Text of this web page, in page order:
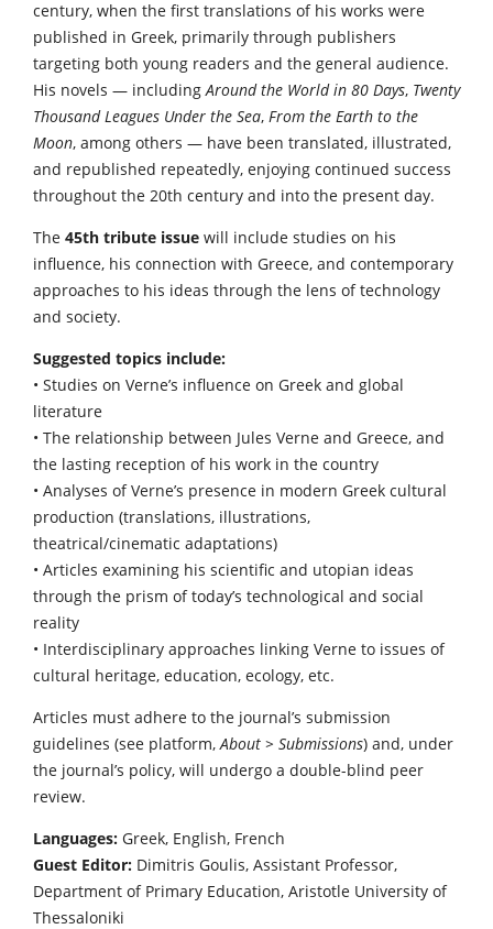
century, when the first translations of his works were
published in Greek, primarily through publishers
targeting both young readers and the general audience.
His novels — includingAround the World in 80 Days, Twenty
Thousand Leagues Under the Sea, From the Earth to the
Moon, among others — have been translated, illustrated,
and republished repeatedly, enjoying continued success
throughout the 20th century and into the present day.
The 45th tribute issue will include studies on his
influence, his connection with Greece, and contemporary
approaches to his ideas through the lens of technology
and society.
Suggested topics include:
• Studies on Verne’s influence on Greek and global
literature
• The relationship between Jules Verne and Greece, and
the lasting reception of his work in the country
• Analyses of Verne’s presence in modern Greek cultural
production (translations, illustrations,
theatrical/cinematic adaptations)
• Articles examining his scientific and utopian ideas
through the prism of today’s technological and social
reality
• Interdisciplinary approaches linking Verne to issues of
cultural heritage, education, ecology, etc.
Articles must adhere to the journal’s submission
guidelines (see platform,About > Submissions) and, under
the journal’s policy, will undergo a double-blind peer
review.
Languages: Greek, English, French
Guest Editor: Dimitris Goulis, Assistant Professor,
Department of Primary Education, Aristotle University of
Thessaloniki